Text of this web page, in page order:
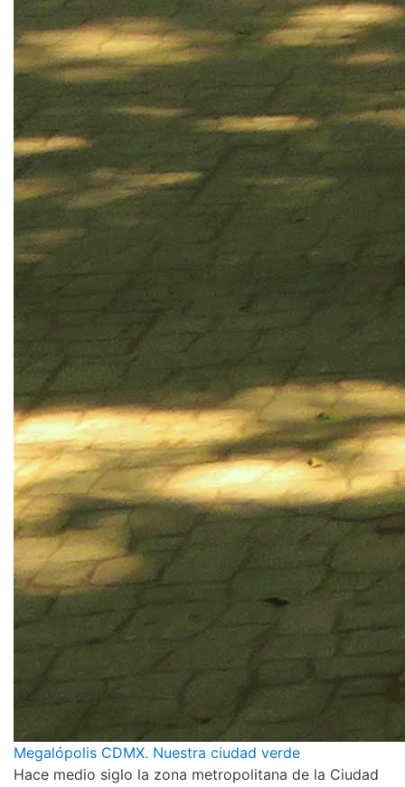
Megalópolis CDMX. Nuestra ciudad verde
Hace medio siglo la zona metropolitana de la Ciudad